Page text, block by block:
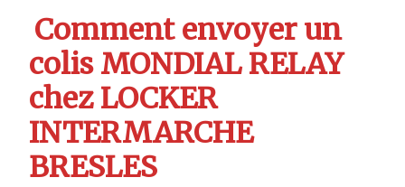
Comment envoyer un
colis MONDIAL RELAY
chez LOCKER
INTERMARCHE
BRESLES